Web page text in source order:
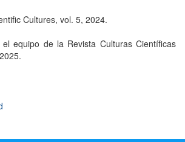
Cultures, vol. 5, 2024.
equipo de la Revista Culturas Científicas